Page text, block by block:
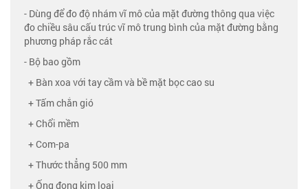
- Dùng để đo độ nhám vĩ mô của mặt đường thông qua việc
đo chiều sâu cấu trúc vĩ mô trung bình của mặt đường bằng
phương pháp rắc cát
- Bộ bao gồm
+ Bàn xoa với tay cầm và bề mặt bọc cao su
+ Tấm chắn gió
+ Chổi mềm
+ Com-pa
+ Thước thẳng 500 mm
+ Ống đong kim loại